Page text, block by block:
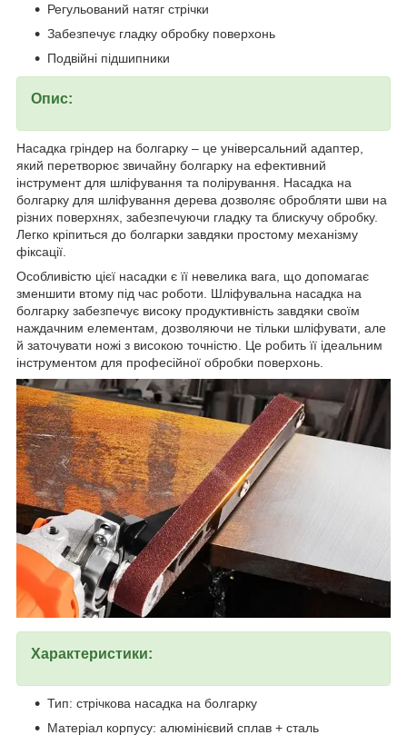
Регульований натяг стрічки
Забезпечує гладку обробку поверхонь
Подвійні підшипники
Опис:
Насадка гріндер на болгарку – це універсальний адаптер,
який перетворює звичайну болгарку на ефективний
інструмент для шліфування та полірування. Насадка на
болгарку для шліфування дерева дозволяє обробляти шви на
різних поверхнях, забезпечуючи гладку та блискучу обробку.
Легко кріпиться до болгарки завдяки простому механізму
фіксації.
Особливістю цієї насадки є її невелика вага, що допомагає
зменшити втому під час роботи. Шліфувальна насадка на
болгарку забезпечує високу продуктивність завдяки своїм
наждачним елементам, дозволяючи не тільки шліфувати, але
й заточувати ножі з високою точністю. Це робить її ідеальним
інструментом для професійної обробки поверхонь.
Характеристики:
Тип: стрічкова насадка на болгарку
Матеріал корпусу: алюмінієвий сплав + сталь